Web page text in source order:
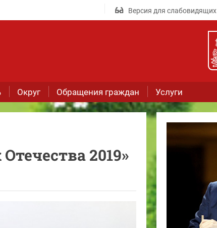
Версия для слабовидящих
Округ Обращения граждан Услуги
2019»